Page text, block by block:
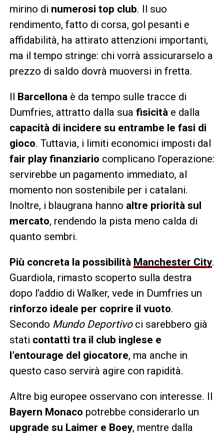
mirino di numerosi top club. Il suo
rendimento, fatto di corsa, gol pesanti e
affidabilità, ha attirato attenzioni importanti,
ma il tempo stringe: chi vorrà assicurarselo a
prezzo di saldo dovrà muoversi in fretta.
Il Barcellona è da tempo sulle tracce di
Dumfries, attratto dalla sua fisicità e dalla
capacità di incidere su entrambe le fasi di
gioco. Tuttavia, i limiti economici imposti dal
fair play finanziario complicano l’operazione:
servirebbe un pagamento immediato, al
momento non sostenibile per i catalani.
Inoltre, i blaugrana hanno altre priorità sul
mercato, rendendo la pista meno calda di
quanto sembri.
Più concreta la possibilità Manchester City.
Guardiola, rimasto scoperto sulla destra
dopo l’addio di Walker, vede in Dumfries un
rinforzo ideale per coprire il vuoto.
Secondo Mundo Deportivoci sarebbero già
stati contatti tra il club inglese e
l’entourage del giocatore, ma anche in
questo caso servirà agire con rapidità.
Altre big europee osservano con interesse. Il
Bayern Monaco potrebbe considerarlo un
upgrade su Laimer e Boey, mentre dalla